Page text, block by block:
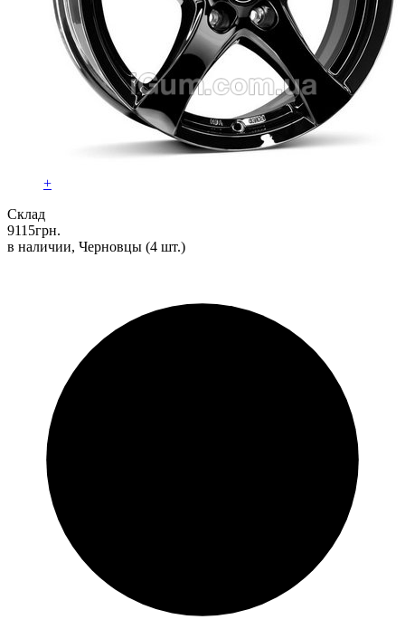
+
Склад
9115грн.
в наличии, Черновцы (4 шт.)